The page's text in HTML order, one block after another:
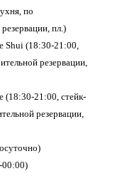
по
пл.)
Shui (18:30-21:00,
резервации,
(18:30-21:00, стейк-
резервации,
00:00)